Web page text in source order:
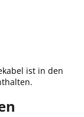
ist in den